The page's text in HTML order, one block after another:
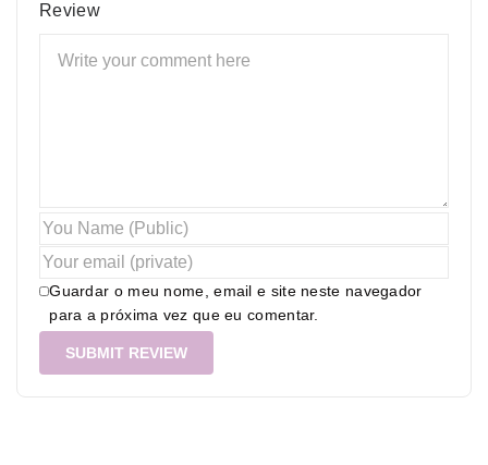
Review
Guardar o meu nome, email e site neste navegador
para a próxima vez que eu comentar.